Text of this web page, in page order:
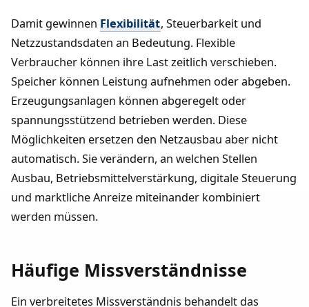
Damit gewinnen Flexibilität, Steuerbarkeit und
Netzzustandsdaten an Bedeutung. Flexible
Verbraucher können ihre Last zeitlich verschieben.
Speicher können Leistung aufnehmen oder abgeben.
Erzeugungsanlagen können abgeregelt oder
spannungsstützend betrieben werden. Diese
Möglichkeiten ersetzen den Netzausbau aber nicht
automatisch. Sie verändern, an welchen Stellen
Ausbau, Betriebsmittelverstärkung, digitale Steuerung
und marktliche Anreize miteinander kombiniert
werden müssen.
Häufige Missverständnisse
Ein verbreitetes Missverständnis behandelt das